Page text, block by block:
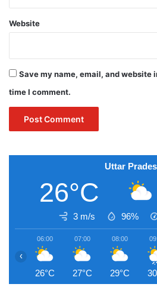
Website
Save my name, email, and website
time I comment.
Uttar
26°C
3 m/s 96%
06:00
26°C
07:00
27°C
08:00
29°C
‹